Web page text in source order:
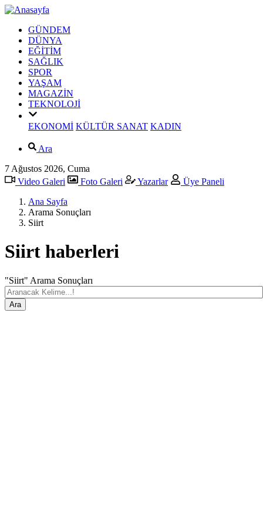
GÜNDEM
DÜNYA
EĞİTİM
SAĞLIK
SPOR
YAŞAM
MAGAZİN
TEKNOLOJİ
EKONOMİ KÜLTÜR SANAT KADIN
Ara
7 Ağustos 2026, Cuma
Video Galeri
Foto Galeri Yazarlar
Üye Paneli
Ana Sayfa
Arama Sonuçları
Siirt
Siirt haberleri
"Siirt" Arama Sonuçları